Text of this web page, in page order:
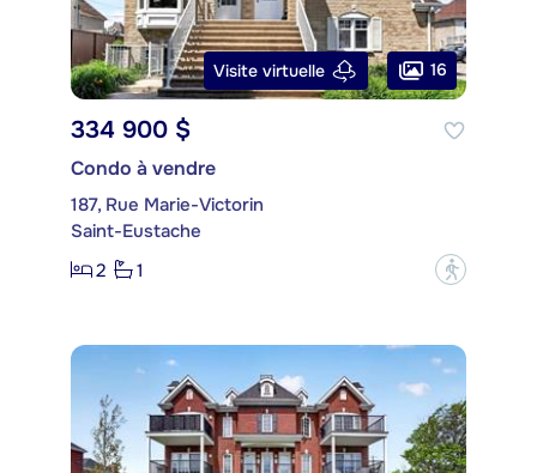
Visite virtuelle 16
334 900 $
Condo à vendre
187, Rue Marie-Victorin
Saint-Eustache
2
1 ?